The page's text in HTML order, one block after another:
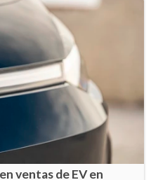
ventas de EV en